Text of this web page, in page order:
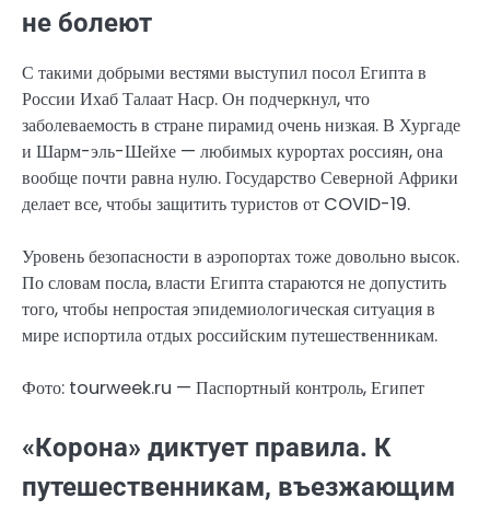
не болеют
С такими добрыми вестями выступил посол Египта в
России Ихаб Талаат Наср. Он подчеркнул, что
заболеваемость в стране пирамид очень низкая. В Хургаде
и Шарм-эль-Шейхе — любимых курортах россиян, она
вообще почти равна нулю. Государство Северной Африки
делает все, чтобы защитить туристов от COVID-19.
Уровень безопасности в аэропортах тоже довольно высок.
По словам посла, власти Египта стараются не допустить
того, чтобы непростая эпидемиологическая ситуация в
мире испортила отдых российским путешественникам.
Фото: tourweek.ru — Паспортный контроль, Египет
«Корона» диктует правила. К
путешественникам, въезжающим